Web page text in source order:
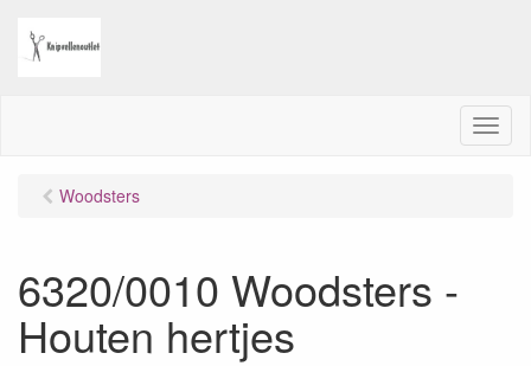
M
e
Woodsters
6320/0010 Woodsters -
Houten hertjes